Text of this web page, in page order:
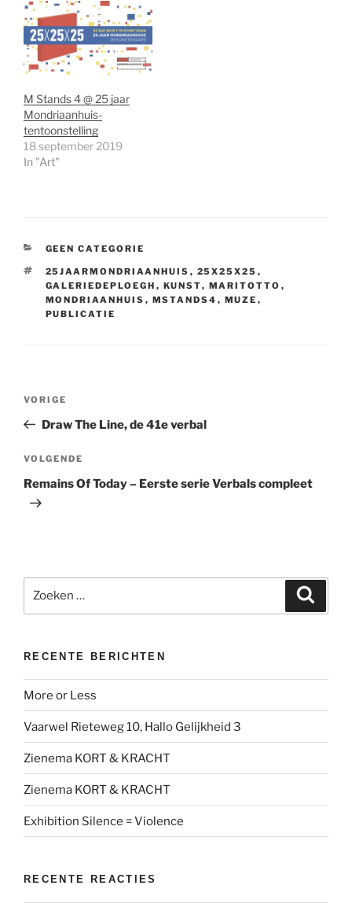
M Stands 4 @ 25 jaar
Mondriaanhuis-
tentoonstelling
18 september 2019
In "Art"
CATEGORIEËN
GEEN CATEGORIE
TAGS
25JAARMONDRIAANHUIS , 25X25X25 ,
GALERIEDEPLOEGH , KUNST, MARITOTTO ,
MONDRIAANHUIS , MSTANDS4 , MUZE ,
PUBLICATIE
Vorig
bericht
VORIGE
Draw The Line, de 41e verbal
Volgend
bericht
VOLGENDE
Remains Of Today – Eerste serie Verbals compleet
naar:
RECENTE BERICHTEN
More or Less
Vaarwel Rieteweg 10, Hallo Gelijkheid 3
Zienema KORT & KRACHT
Zienema KORT & KRACHT
Exhibition Silence = Violence
RECENTE REACTIES